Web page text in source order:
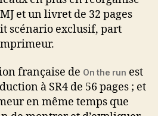
et un livret de 32 pages
scénario exclusif, part
française de On the run est
à SR4 de 56 pages ; et
en même temps que